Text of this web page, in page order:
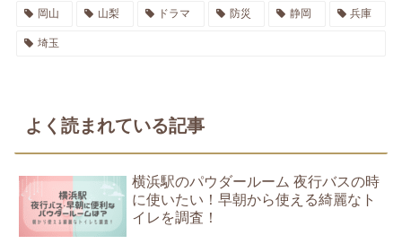
岡山 山梨 ドラマ 防災 静岡 兵庫
埼玉
よく読まれている記事
横浜駅のパウダールーム 夜行バスの時
に使いたい！早朝から使える綺麗なト
イレを調査！